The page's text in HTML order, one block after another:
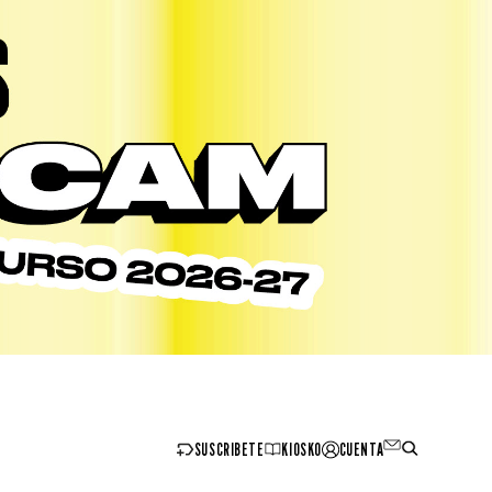
SUSCRIBETE KIOSKO CUENTA